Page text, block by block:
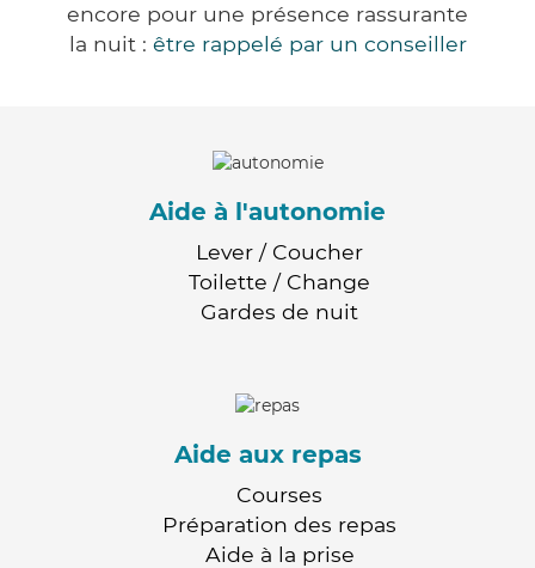
encore pour une présence rassurante
la nuit : être rappelé par un conseiller
Aide à l'autonomie
Lever / Coucher
Toilette / Change
Gardes de nuit
Aide aux repas
Courses
Préparation des repas
Aide à la prise